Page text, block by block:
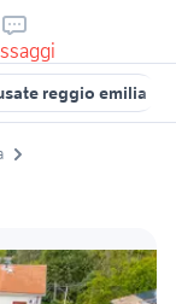
reggio emilia